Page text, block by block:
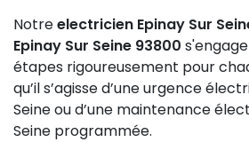
Notreelectricien Epinay Sur
Epinay Sur Seine 93800
étapes rigoureusement pour
qu’il s’agisse d’une urgence
Seine ou d’une maintenance
Seine programmée.